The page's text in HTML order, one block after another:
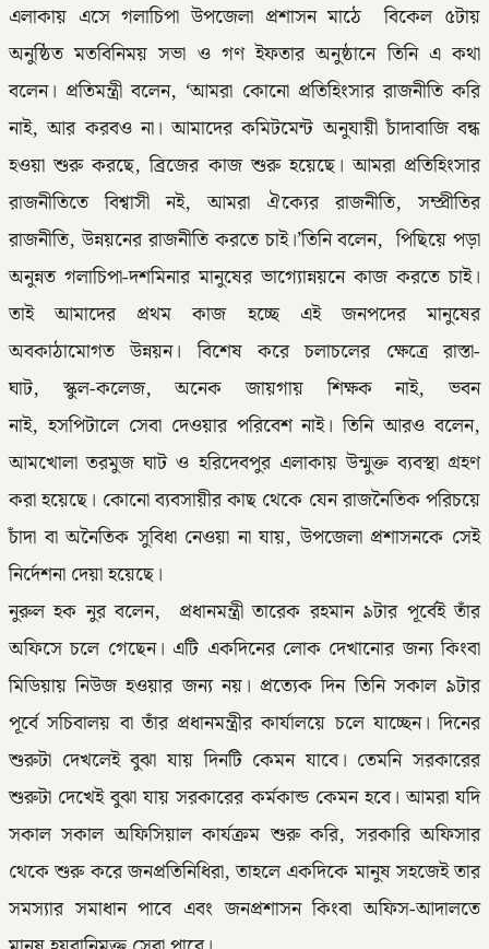
এলাকায় এসে গলাচিপা উপজেলা প্রশাসন মাঠে বিকেল ৫টায়
অনুষ্ঠিত মতবিনিময় সভা ও গণ ইফতার অনুষ্ঠানে তিনি এ কথা
বলেন। প্রতিমন্ত্রী বলেন, ‘আমরা কোনো প্রতিহিংসার রাজনীতি করি
নাই, আর করবও না। আমাদের কমিটমেন্ট অনুযায়ী চাঁদাবাজি বন্ধ
হওয়া শুরু করছে, ব্রিজের কাজ শুরু হয়েছে। আমরা প্রতিহিংসার
রাজনীতিতে বিশ্বাসী নই, আমরা ঐক্যের রাজনীতি, সম্প্রীতির
রাজনীতি, উন্নয়নের রাজনীতি করতে চাই।’তিনি বলেন, পিছিয়ে পড়া
অনুন্নত গলাচিপা-দশমিনার মানুষের ভাগ্যোন্নয়নে কাজ করতে চাই।
তাই আমাদের প্রথম কাজ হচ্ছে এই জনপদের মানুষের
অবকাঠামোগত উন্নয়ন। বিশেষ করে চলাচলের ক্ষেত্রে রাস্তা-
ঘাট, স্কুল-কলেজ, অনেক জায়গায় শিক্ষক নাই, ভবন
নাই, হসপিটালে সেবা দেওয়ার পরিবেশ নাই। তিনি আরও বলেন,
আমখোলা তরমুজ ঘাট ও হরিদেবপুর এলাকায় উন্মুক্ত ব্যবস্থা গ্রহণ
করা হয়েছে। কোনো ব্যবসায়ীর কাছ থেকে যেন রাজনৈতিক পরিচয়ে
চাঁদা বা অনৈতিক সুবিধা নেওয়া না যায়, উপজেলা প্রশাসনকে সেই
নির্দেশনা দেয়া হয়েছে।
নুরুল হক নুর বলেন, প্রধানমন্ত্রী তারেক রহমান ৯টার পূর্বেই তাঁর
অফিসে চলে গেছেন। এটি একদিনের লোক দেখানোর জন্য কিংবা
মিডিয়ায় নিউজ হওয়ার জন্য নয়। প্রত্যেক দিন তিনি সকাল ৯টার
পূর্বে সচিবালয় বা তাঁর প্রধানমন্ত্রীর কার্যালয়ে চলে যাচ্ছেন। দিনের
শুরুটা দেখলেই বুঝা যায় দিনটি কেমন যাবে। তেমনি সরকারের
শুরুটা দেখেই বুঝা যায় সরকারের কর্মকান্ড কেমন হবে। আমরা যদি
সকাল সকাল অফিসিয়াল কার্যক্রম শুরু করি, সরকারি অফিসার
থেকে শুরু করে জনপ্রতিনিধিরা, তাহলে একদিকে মানুষ সহজেই তার
সমস্যার সমাধান পাবে এবং জনপ্রশাসন কিংবা অফিস-আদালতে